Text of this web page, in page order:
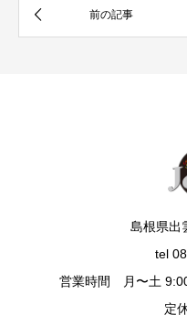
島根県出
tel
営業時間 月〜土
定